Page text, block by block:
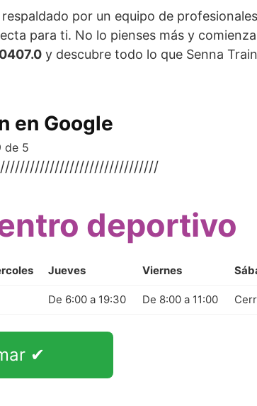
por un equipo de
para ti. No lo pienses más y
y descubre todo lo que Senna
en Google
de 5
deportivo
Jueves Viernes
De 6:00 a 19:30 De 8:00 a 11:00
✔